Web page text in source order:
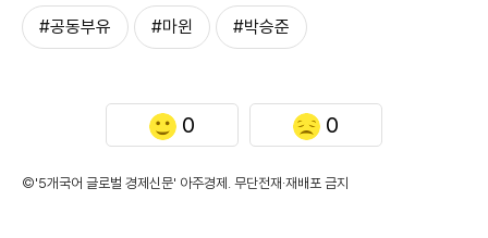
#공동부유 #마윈 #박승준
0 0
©'5개국어 글로벌 경제신문' 아주경제. 무단전재·재배포 금지